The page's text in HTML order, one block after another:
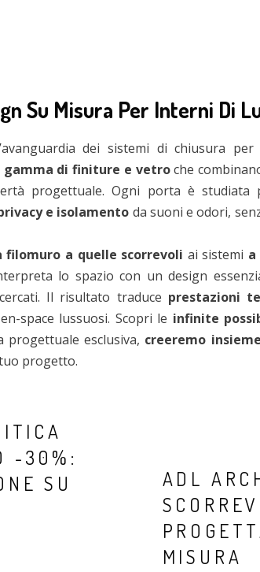
Su Misura Per Interni Di
dei sistemi di chiusura
gamma di finiture e vetroche
progettuale. Ogni porta è studiata
e isolamento da suoni e odori,
a quelle scorrevoli ai sistemi a
lo spazio con un design
Il risultato traduce prestazioni
space lussuosi. Scopri le infinite
progettuale esclusiva, creeremo
progetto.
-30%:
SU
ADL
MISURA